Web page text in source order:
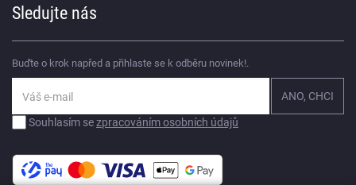
Sledujte nás
Buďte o krok napřed a přihlaste se k odběru novinek!.
Souhlasím sezpracováním osobních údajů